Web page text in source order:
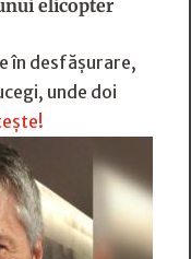
elicopter
în desfășurare,
unde doi